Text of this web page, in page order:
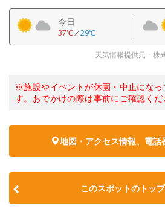
今日
37℃／29℃
天気情報提供元：株
※施設やイベントが休園・中止になっ
す。おでかけの際は事前にご確認くだ
地図・アクセス情報、電話
このスポットのトッ